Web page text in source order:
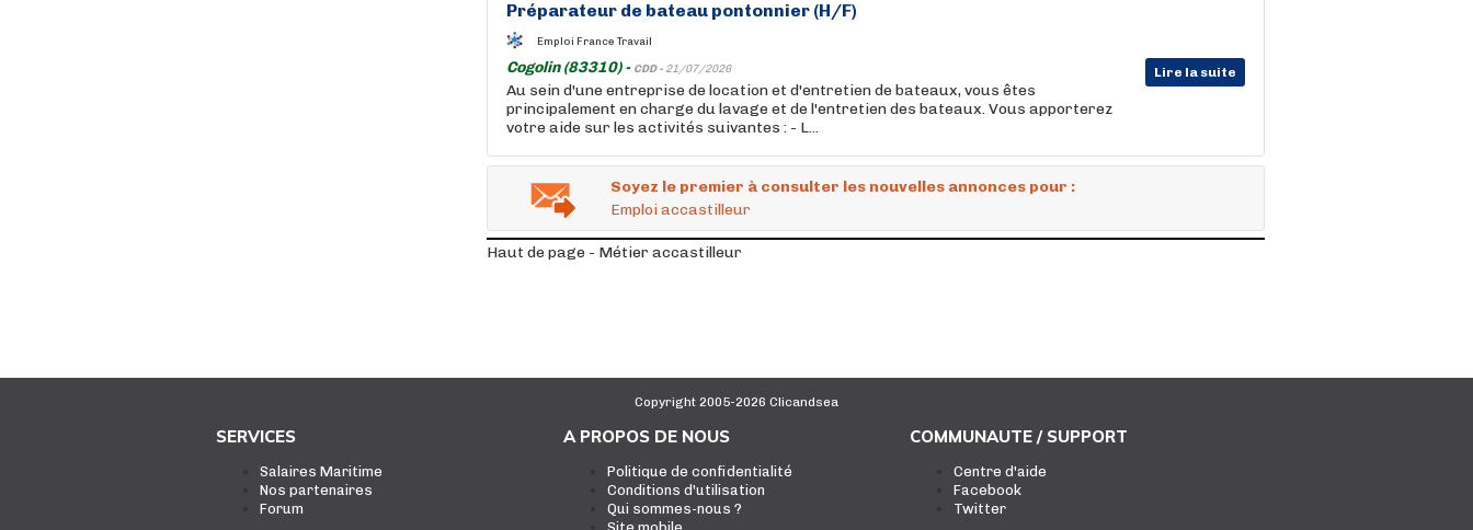
Préparateur de bateau pontonnier (H/F)
Emploi France Travail
Cogolin (83310) - CDD - 21/07/2026 Lire la suite
Au sein d'une entreprise de location et d'entretien de bateaux, vous êtes
principalement en charge du lavage et de l'entretien des bateaux. Vous apporterez
votre aide sur les activités suivantes : - L...
Soyez le premier à consulter les nouvelles annonces pour :
Emploi accastilleur
Haut de page - Métier accastilleur
Copyright 2005-2026 Clicandsea
SERVICES
Salaires Maritime
Nos partenaires
Forum
A PROPOS DE NOUS
Politique de confidentialité
Conditions d'utilisation
Qui sommes-nous ?
COMMUNAUTE / SUPPORT
Centre d'aide
Facebook
Twitter